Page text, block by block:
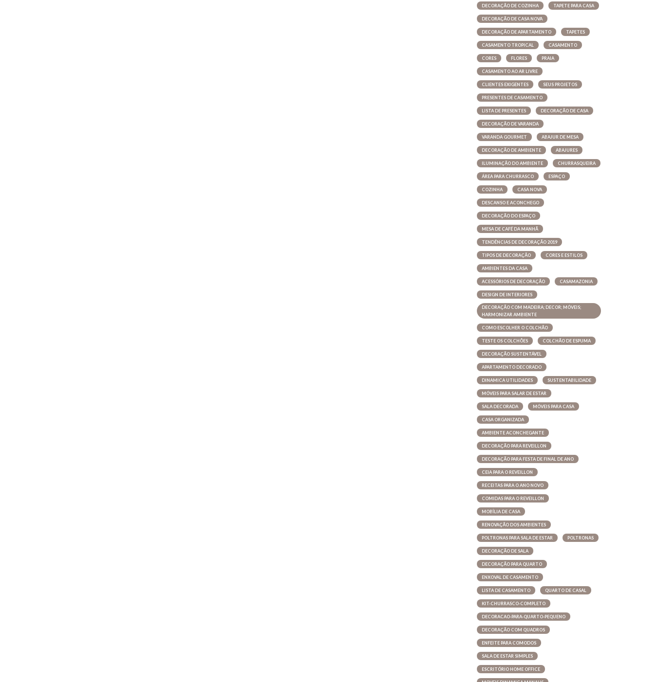
DECORAÇÃO DE COZINHA TAPETE PARA CASA
DECORAÇÃO DE CASA NOVA
DECORAÇÃO DE APARTAMENTO TAPETES
CASAMENTO TROPICAL CASAMENTO
CORES FLORES PRAIA
CASAMENTO AO AR LIVRE
CLIENTES EXIGENTES SEUS PROJETOS
PRESENTES DE CASAMENTO
LISTA DE PRESENTES DECORAÇÃO DE CASA
DECORAÇÃO DE VARANDA
VARANDA GOURMET ABAJUR DE MESA
DECORAÇÃO DE AMBIENTE ABAJURES
ILUMINAÇÃO DO AMBIENTE CHURRASQUEIRA
ÁREA PARA CHURRASCO ESPAÇO
COZINHA CASA NOVA
DESCANSO E ACONCHEGO
DECORAÇÃO DO ESPAÇO
MESA DE CAFÉ DA MANHÃ
TENDÊNCIAS DE DECORAÇÃO 2019
TIPOS DE DECORAÇÃO CORES E ESTILOS
AMBIENTES DA CASA
ACESSÓRIOS DE DECORAÇÃO CASAMAZONIA
DESIGN DE INTERIORES
DECORAÇÃO COM MADEIRA; DECOR; MÓVEIS;
HARMONIZAR AMBIENTE
COMO ESCOLHER O COLCHÃO
TESTE OS COLCHÕES COLCHÃO DE ESPUMA
DECORAÇÃO SUSTENTÁVEL
APARTAMENTO DECORADO
DINAMICA UTILIDADES SUSTENTABILIDADE
MÓVEIS PARA SALAR DE ESTAR
SALA DECORADA MÓVEIS PARA CASA
CASA ORGANIZADA
AMBIENTE ACONCHEGANTE
DECORAÇÃO PARA REVEILLON
DECORAÇÃO PARA FESTA DE FINAL DE ANO
CEIA PARA O REVEILLON
RECEITAS PARA O ANO NOVO
COMIDAS PARA O REVEILLON
MOBÍLIA DE CASA
RENOVAÇÃO DOS AMBIENTES
POLTRONAS PARA SALA DE ESTAR POLTRONAS
DECORAÇÃO DE SALA
DECORAÇÃO PARA QUARTO
ENXOVAL DE CASAMENTO
LISTA DE CASAMENTO QUARTO DE CASAL
KIT-CHURRASCO-COMPLETO
DECORACAO-PARA-QUARTO-PEQUENO
DECORAÇÃO COM QUADROS
ENFEITE PARA COMODOS
SALA DE ESTAR SIMPLES
ESCRITÓRIO HOME OFFICE